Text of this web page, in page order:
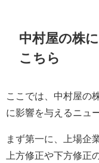
中村屋の株
こちら
ここでは、中村屋の
に影響を与えるニュ
まず第一に、上場企
上方修正や下方修正